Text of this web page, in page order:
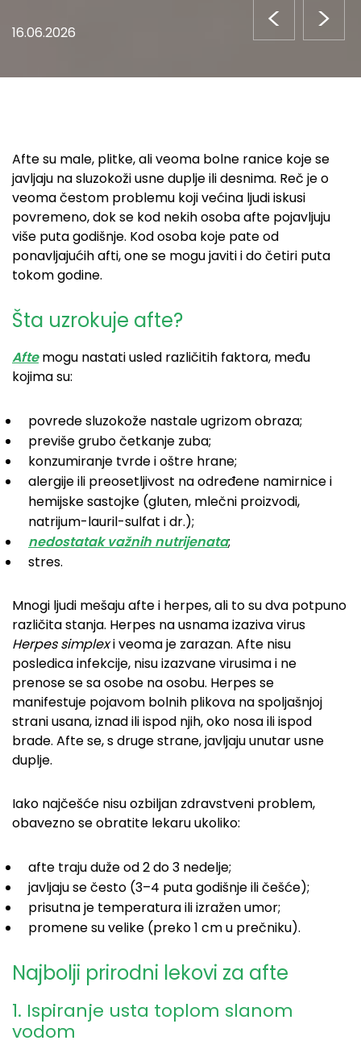
16.06.2026 < >
Afte su male, plitke, ali veoma bolne ranice koje se
javljaju na sluzokoži usne duplje ili desnima. Reč je o
veoma čestom problemu koji većina ljudi iskusi
povremeno, dok se kod nekih osoba afte pojavljuju
više puta godišnje. Kod osoba koje pate od
ponavljajućih afti, one se mogu javiti i do četiri puta
tokom godine.
Šta uzrokuje afte?
Aftemogu nastati usled različitih faktora, među
kojima su:
povrede sluzokože nastale ugrizom obraza;
previše grubo četkanje zuba;
konzumiranje tvrde i oštre hrane;
alergije ili preosetljivost na određene namirnice i
hemijske sastojke (gluten, mlečni proizvodi,
natrijum-lauril-sulfat i dr.);
nedostatak važnih nutrijenata;
stres.
Mnogi ljudi mešaju afte i herpes, ali to su dva potpuno
različita stanja. Herpes na usnama izaziva virus
Herpes simplexi veoma je zarazan. Afte nisu
posledica infekcije, nisu izazvane virusima i ne
prenose se sa osobe na osobu. Herpes se
manifestuje pojavom bolnih plikova na spoljašnjoj
strani usana, iznad ili ispod njih, oko nosa ili ispod
brade. Afte se, s druge strane, javljaju unutar usne
duplje.
Iako najčešće nisu ozbiljan zdravstveni problem,
obavezno se obratite lekaru ukoliko:
afte traju duže od 2 do 3 nedelje;
javljaju se često (3–4 puta godišnje ili češće);
prisutna je temperatura ili izražen umor;
promene su velike (preko 1 cm u prečniku).
Najbolji prirodni lekovi za afte
1. Ispiranje usta toplom slanom
vodom